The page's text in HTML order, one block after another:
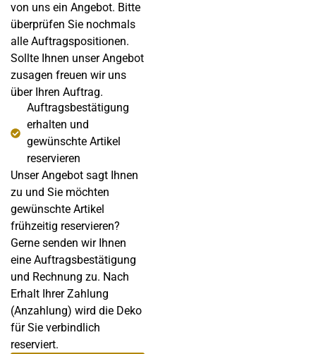
von uns ein Angebot. Bitte
überprüfen Sie nochmals
alle Auftragspositionen.
Sollte Ihnen unser Angebot
zusagen freuen wir uns
über Ihren Auftrag.
Auftragsbestätigung
erhalten und
gewünschte Artikel
reservieren
Unser Angebot sagt Ihnen
zu und Sie möchten
gewünschte Artikel
frühzeitig reservieren?
Gerne senden wir Ihnen
eine Auftragsbestätigung
und Rechnung zu. Nach
Erhalt Ihrer Zahlung
(Anzahlung) wird die Deko
für Sie verbindlich
reserviert.